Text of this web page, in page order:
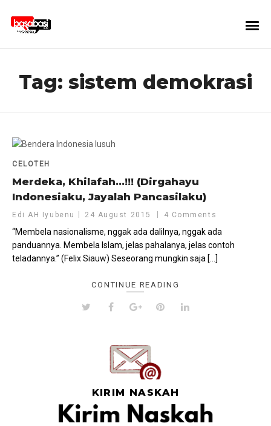
Tag: sistem demokrasi
CELOTEH
Merdeka, Khilafah…!!! (Dirgahayu
Indonesiaku, Jayalah Pancasilaku)
Edi AH Iyubenu 24 August 2015 4 Comments
“Membela nasionalisme, nggak ada dalilnya, nggak ada
panduannya. Membela Islam, jelas pahalanya, jelas contoh
teladannya.” (Felix Siauw) Seseorang mungkin saja […]
CONTINUE READING
KIRIM NASKAH